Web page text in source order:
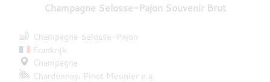
Champagne Selosse-Pajon Souvenir Brut
Champagne Selosse-Pajon
Frankrijk
Champagne
Chardonnay Pinot Meunier e.a.